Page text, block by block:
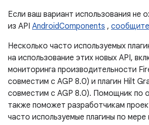
Если ваш вариант использования не
из API AndroidComponents ,
Несколько часто используемых
на использование этих новых API,
мониторинга производительности
совместим с AGP 8.0) и плагин Hilt
совместим с AGP 8.0). Помощник по
также поможет разработчикам
часто используемые плагины по